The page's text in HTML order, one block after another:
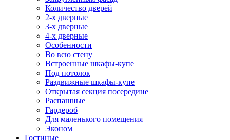
Количество дверей
2-х дверные
3-х дверные
4-х дверные
Особенности
Во всю стену
Встроенные шкафы-купе
Под потолок
Раздвижные шкафы-купе
Открытая секция посередине
Распашные
Гардероб
Для маленького помещения
Эконом
Гостиные